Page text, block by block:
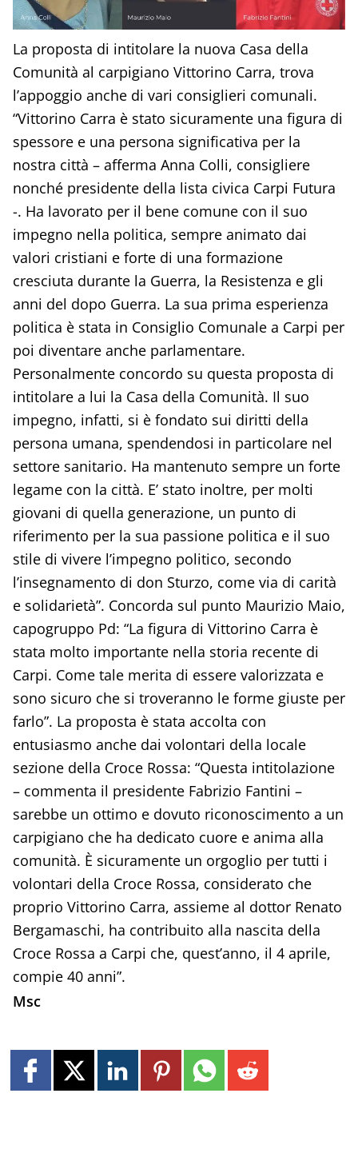
La proposta di intitolare la nuova Casa della
Comunità al carpigiano Vittorino Carra, trova
l’appoggio anche di vari consiglieri comunali.
“Vittorino Carra è stato sicuramente una figura di
spessore e una persona significativa per la
nostra città – afferma Anna Colli, consigliere
nonché presidente della lista civica Carpi Futura
-. Ha lavorato per il bene comune con il suo
impegno nella politica, sempre animato dai
valori cristiani e forte di una formazione
cresciuta durante la Guerra, la Resistenza e gli
anni del dopo Guerra. La sua prima esperienza
politica è stata in Consiglio Comunale a Carpi per
poi diventare anche parlamentare.
Personalmente concordo su questa proposta di
intitolare a lui la Casa della Comunità. Il suo
impegno, infatti, si è fondato sui diritti della
persona umana, spendendosi in particolare nel
settore sanitario. Ha mantenuto sempre un forte
legame con la città. E’ stato inoltre, per molti
giovani di quella generazione, un punto di
riferimento per la sua passione politica e il suo
stile di vivere l’impegno politico, secondo
l’insegnamento di don Sturzo, come via di carità
e solidarietà”. Concorda sul punto Maurizio Maio,
capogruppo Pd: “La figura di Vittorino Carra è
stata molto importante nella storia recente di
Carpi. Come tale merita di essere valorizzata e
sono sicuro che si troveranno le forme giuste per
farlo”. La proposta è stata accolta con
entusiasmo anche dai volontari della locale
sezione della Croce Rossa: “Questa intitolazione
– commenta il presidente Fabrizio Fantini –
sarebbe un ottimo e dovuto riconoscimento a un
carpigiano che ha dedicato cuore e anima alla
comunità. È sicuramente un orgoglio per tutti i
volontari della Croce Rossa, considerato che
proprio Vittorino Carra, assieme al dottor Renato
Bergamaschi, ha contribuito alla nascita della
Croce Rossa a Carpi che, quest’anno, il 4 aprile,
compie 40 anni”.
Msc